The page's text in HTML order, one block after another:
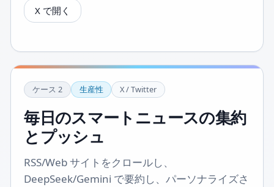
X で開く
ケース 2 生産性 X / Twitter
毎日のスマートニュースの集約
とプッシュ
RSS/Web サイトをクロールし、
DeepSeek/Gemini で要約し、パーソナライズさ